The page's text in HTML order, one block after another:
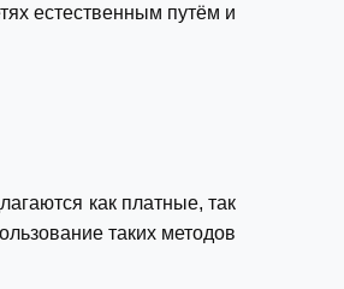
естественным путём и
как платные, так
таких методов